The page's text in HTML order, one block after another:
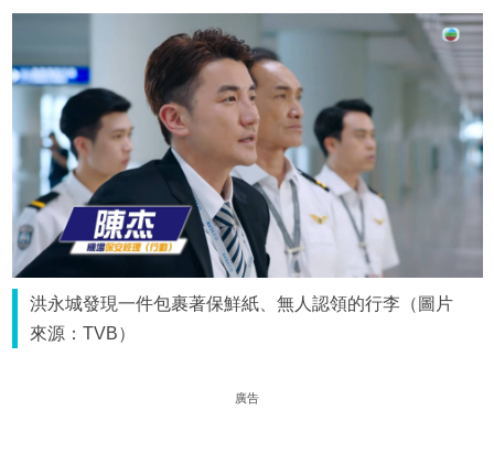
洪永城發現一件包裹著保鮮紙、無人認領的行李（圖片
來源：TVB）
廣告